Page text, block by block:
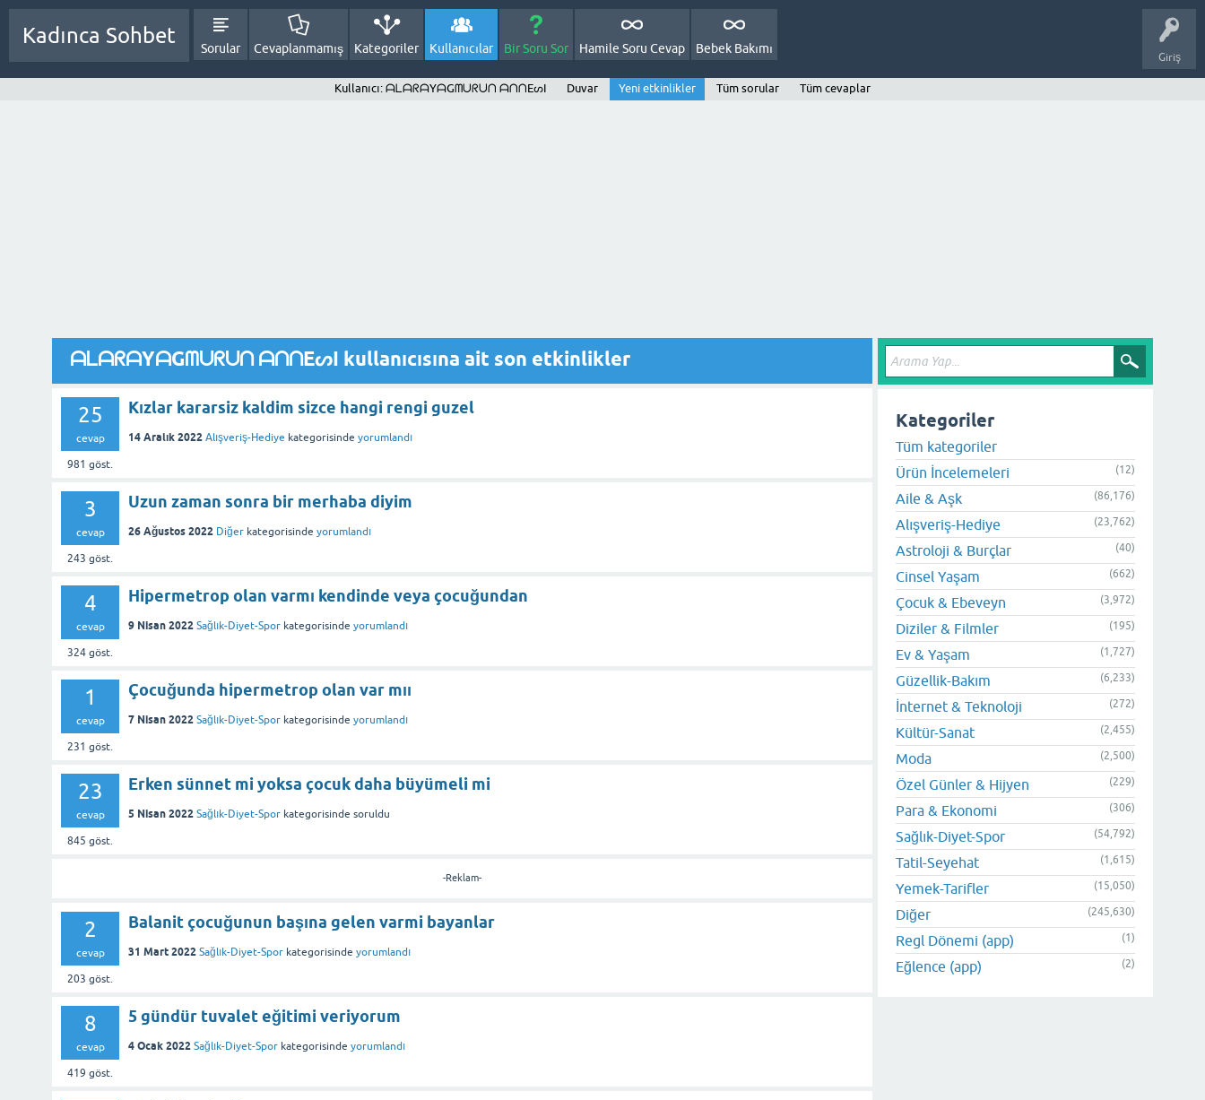
Giriş
Kadınca Sohbet
Sorular Cevaplanmamış Kategoriler Kullanıcılar Bir Soru Sor Hamile Soru Cevap Bebek Bakımı
Kullanıcı: ᗩᒪᗩᖇᗩYᗩGᗰᑌᖇᑌᑎ ᗩᑎᑎEᔕI Duvar Yeni etkinlikler Tüm sorular Tüm cevaplar
ᗩᒪᗩᖇᗩYᗩGᗰᑌᖇᑌᑎ ᗩᑎᑎEᔕI kullanıcısına ait son etkinlikler
25
cevap
981 göst.
Kızlar kararsiz kaldim sizce hangi rengi guzel
14 Aralık 2022 Alışveriş-Hediye kategorisinde yorumlandı
3
cevap
243 göst.
Uzun zaman sonra bir merhaba diyim
26 Ağustos 2022 Diğer kategorisinde yorumlandı
4
cevap
324 göst.
Hipermetrop olan varmı kendinde veya çocuğundan
9 Nisan 2022 Sağlık-Diyet-Spor kategorisinde yorumlandı
1
cevap
231 göst.
Çocuğunda hipermetrop olan var mıı
7 Nisan 2022 Sağlık-Diyet-Spor kategorisinde yorumlandı
23
cevap
845 göst.
Erken sünnet mi yoksa çocuk daha büyümeli mi
5 Nisan 2022 Sağlık-Diyet-Spor kategorisinde soruldu
-Reklam-
2
cevap
203 göst.
Balanit çocuğunun başına gelen varmi bayanlar
31 Mart 2022 Sağlık-Diyet-Spor kategorisinde yorumlandı
8
cevap
419 göst.
5 gündür tuvalet eğitimi veriyorum
4 Ocak 2022 Sağlık-Diyet-Spor kategorisinde yorumlandı
Kategoriler
Tüm kategoriler
Ürün İncelemeleri
(12)
Aile & Aşk (86,176)
Alışveriş-Hediye (23,762)
Astroloji & Burçlar (40)
Cinsel Yaşam (662)
Çocuk & Ebeveyn (3,972)
Diziler & Filmler (195)
Ev & Yaşam (1,727)
Güzellik-Bakım (6,233)
İnternet & Teknoloji (272)
Kültür-Sanat (2,455)
Moda (2,500)
Özel Günler & Hijyen (229)
Para & Ekonomi (306)
Sağlık-Diyet-Spor (54,792)
Tatil-Seyehat (1,615)
Yemek-Tarifler (15,050)
Diğer (245,630)
Regl Dönemi (app) (1)
Eğlence (app) (2)